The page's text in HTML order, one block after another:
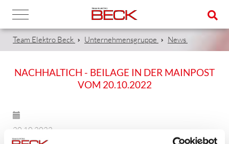
Team Elektro Beck Unternehmensgruppe News
NACHHALTICH - BEILAGE IN DER MAINPOST
VOM 20.10.2022
20.10.2022